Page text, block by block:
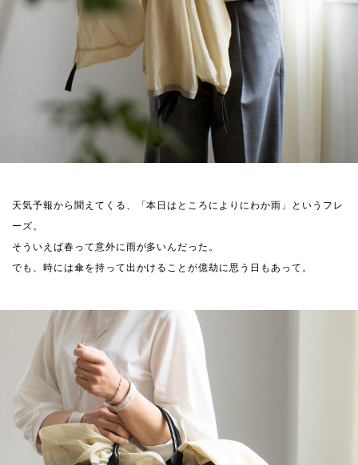
天気予報から聞えてくる、「本日はところによりにわか雨」というフレ
ーズ。
そういえば春って意外に雨が多いんだった。
でも、時には傘を持って出かけることが億劫に思う日もあって。